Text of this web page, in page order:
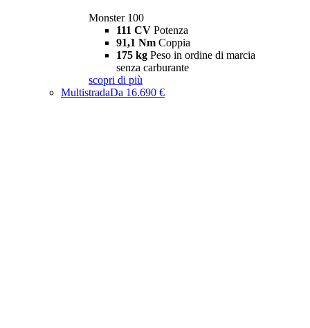
Monster 100
111 CV Potenza
91,1 Nm Coppia
175 kg Peso in ordine di marcia
senza carburante
scopri di più
MultistradaDa 16.690 €